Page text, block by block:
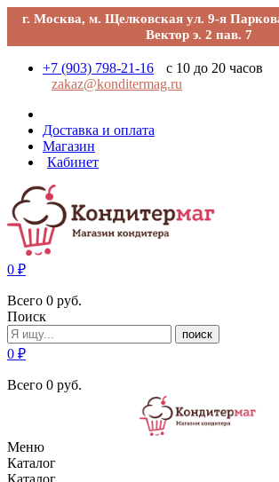
г. Москва, м. Щелковская ул. 9-я
Вектор э. 2 пав. 7
+7 (903) 798-21-16
с 10 до 20 часов
zakaz@konditermag.ru
Доставка и оплата
Магазин
Кабинет
0 ₽
Всего 0 руб.
Поиск
поиск
0 ₽
Всего 0 руб.
Меню
Каталог
Каталог